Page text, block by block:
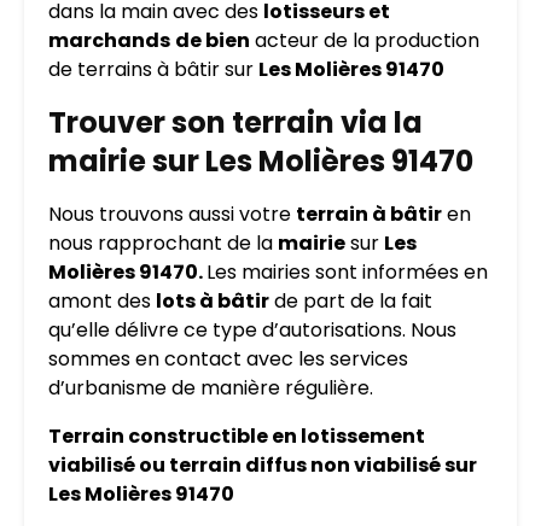
dans la main avec des lotisseurs et
marchands de bien acteur de la production
de terrains à bâtir sur Les Molières 91470
Trouver son terrain via la
mairie sur Les Molières 91470
Nous trouvons aussi votre terrain à bâtiren
nous rapprochant de la mairiesur Les
Molières 91470.Les mairies sont informées en
amont des lots à bâtirde part de la fait
qu’elle délivre ce type d’autorisations. Nous
sommes en contact avec les services
d’urbanisme de manière régulière.
Terrain constructible en lotissement
viabilisé ou terrain diffus non viabilisé sur
Les Molières 91470